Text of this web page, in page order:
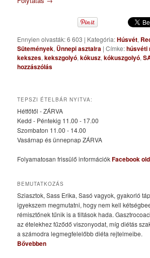
Ennyien olvasták: 6 603 | Kategória:Húsvét,
Sütemények, Ünnepi asztalra |Címke:húsvéti
kekszes,kekszgolyó,kókusz,kókuszgolyó,
hozzászólás
TEPSZI ÉTELBÁR NYITVA:
Hétfőtől - ZÁRVA
Kedd - Péntekig 11.00 - 17.00
Szombaton 11.00 - 14.00
Vasárnap és ünnepnap ZÁRVA
Folyamatosan frissülő információkFacebook
BEMUTATKOZÁS
Sziasztok, Sass Erika, Sasó vagyok, gyakorló
igyekszem megmutatni, hogy nem kell
rémisztőnek tűnik is a tiltások hada.
az ételekhez fűződő viszonyodat, míg diétás
a számodra legmegfelelőbb diéta rejtelmeibe.
Bővebben